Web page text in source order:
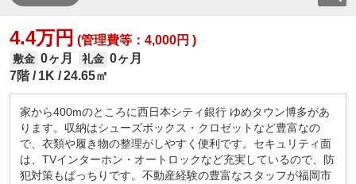
4.4万円 (管理費等：4,000円 )
敷金 0ヶ月 礼金 0ヶ月
7階
1K 24.65㎡
家から400mのところに西日本シティ銀行 ゆめタウン博多があ
ります。収納はシューズボックス・クロゼットなど豊富なの
で、衣類や履き物の整理がしやすく便利です。セキュリティ面
は、TVインターホン・オートロックなど充実しているので、防
犯対策もばっちりです。不動産経験の豊富なスタッフが福岡市